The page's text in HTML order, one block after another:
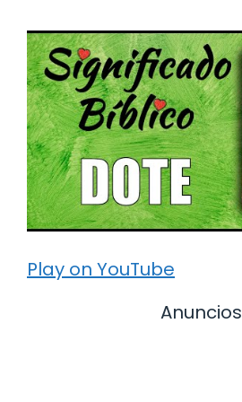
Play on YouTube
Anuncios